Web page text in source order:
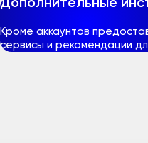
Дополнительные
Кроме аккаунтов
сервисы и рекомендации